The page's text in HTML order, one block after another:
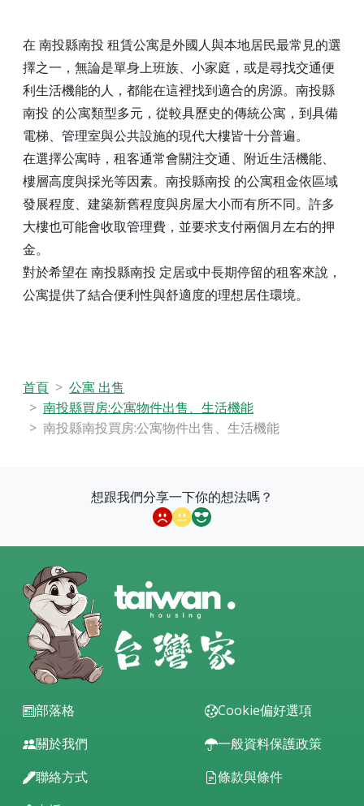
在 南投縣南投 租賃公寓是外國人與本地居民最常見的選
擇之一，無論是單身上班族、小家庭，或是尋找交通便
利生活機能的人，都能在這裡找到適合的房源。南投縣
南投 的公寓類型多元，從較具歷史的傳統公寓，到具備
電梯、管理室與公共設施的現代大樓皆十分普遍。
在選擇公寓時，租客通常會關注交通、附近生活機能、
樓層高度與採光等因素。南投縣南投 的公寓租金依區域
發展程度、建築新舊程度與房屋大小而有所不同。許多
大樓也可能會收取管理費，並要求支付兩個月左右的押
金。
對於希望在 南投縣南投 定居或中長期停留的租客來說，
公寓提供了結合便利性與舒適度的理想居住環境。
首頁
公寓 出售
南投縣買房:公寓物件出售、生活機能
南投縣南投買房:公寓物件出售、生活機能
想跟我們分享一下你的想法嗎？
部落格
關於我們
聯絡方式
Cookie偏好選項
一般資料保護政策
條款與條件